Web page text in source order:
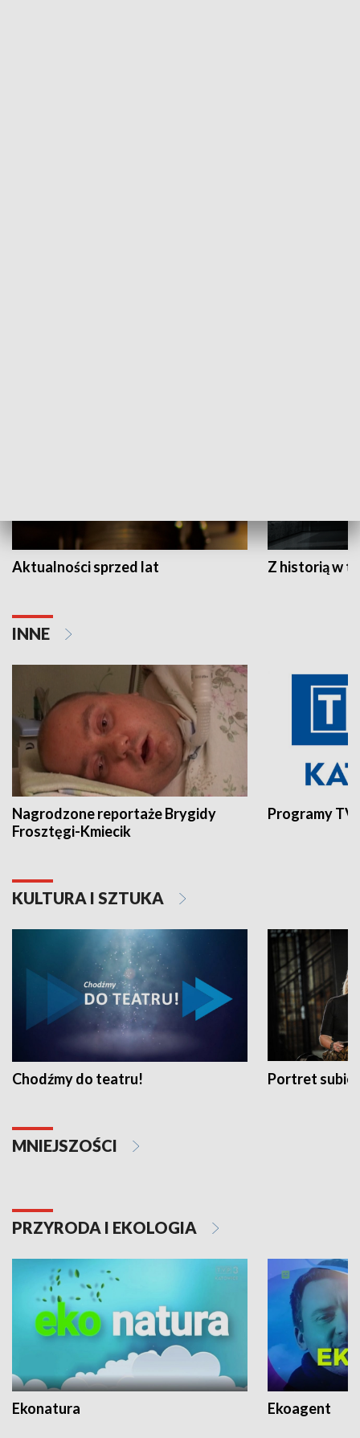
Aktualności sprzed lat Z historią w
INNE
Nagrodzone reportaże Brygidy
Frosztęgi-Kmiecik
Programy
KULTURA I SZTUKA
Chodźmy do teatru! Portret
MNIEJSZOŚCI
PRZYRODA I EKOLOGIA
Ekonatura Ekoagent